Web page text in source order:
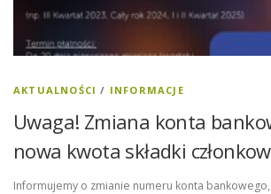
AKTUALNOŚCI / INFORMACJE
Uwaga! Zmiana konta
nowa kwota składki
Informujemy o zmianie numeru konta